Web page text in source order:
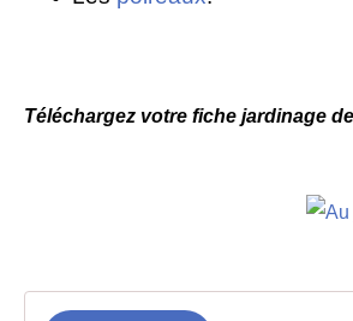
Téléchargez votre fiche jardinage